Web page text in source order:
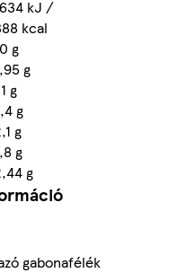
kJ /
kcal
g
g
g
g
g
g
g
gabonafélék